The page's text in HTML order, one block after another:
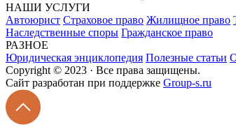
НАШИ УСЛУГИ
Автоюрист Страховое право Жилищное право
Наследственные споры Гражданское право
РАЗНОЕ
Юридическая энциклопедия Полезные статьи
Copyright © 2023 · Все права защищены.
Cайт разработан при поддержке Group-s.ru